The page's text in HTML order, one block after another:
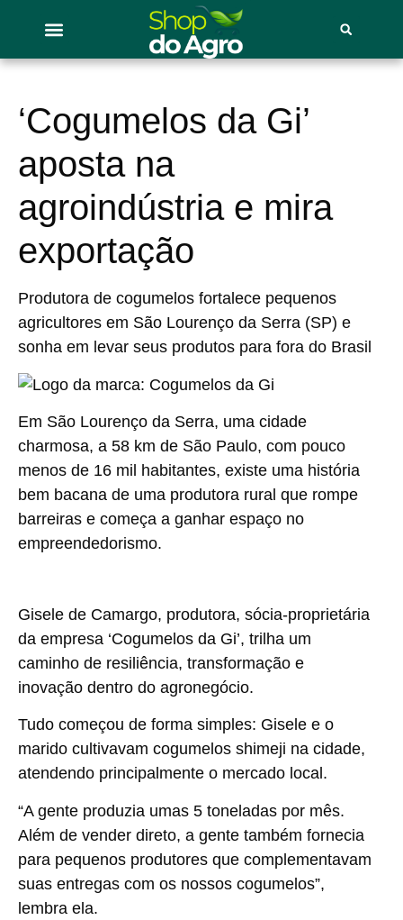
‘Cogumelos da Gi’
aposta na
agroindústria e mira
exportação
Produtora de cogumelos fortalece pequenos
agricultores em São Lourenço da Serra (SP) e
sonha em levar seus produtos para fora do Brasil
Em São Lourenço da Serra, uma cidade
charmosa, a 58 km de São Paulo, com pouco
menos de 16 mil habitantes, existe uma história
bem bacana de uma produtora rural que rompe
barreiras e começa a ganhar espaço no
empreendedorismo.
Gisele de Camargo, produtora, sócia-proprietária
da empresa ‘Cogumelos da Gi’, trilha um
caminho de resiliência, transformação e
inovação dentro do agronegócio.
Tudo começou de forma simples: Gisele e o
marido cultivavam cogumelos shimeji na cidade,
atendendo principalmente o mercado local.
“A gente produzia umas 5 toneladas por mês.
Além de vender direto, a gente também fornecia
para pequenos produtores que complementavam
suas entregas com os nossos cogumelos”,
lembra ela.